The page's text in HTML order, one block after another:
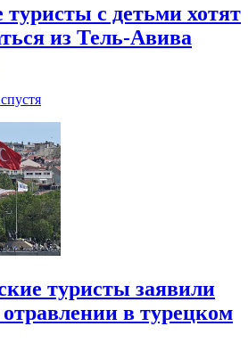
туристы с детьми хотят
из Тель-Авива
туристы заявили
в турецком